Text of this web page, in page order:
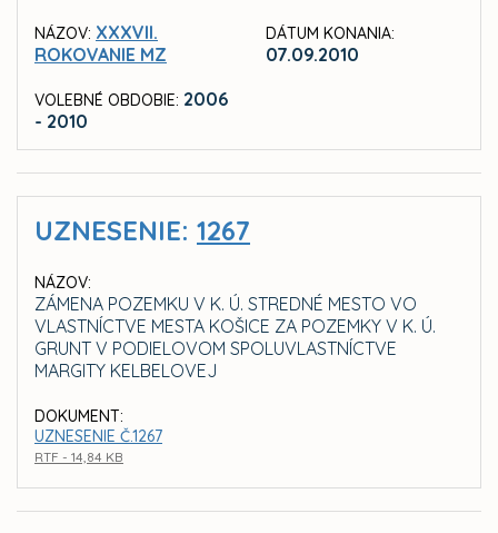
NÁZOV: XXXVII.
ROKOVANIE MZ
VOLEBNÉ OBDOBIE: 2006
- 2010
DÁTUM KONANIA:
07.09.2010
UZNESENIE: 1267
NÁZOV:
ZÁMENA POZEMKU V K. Ú. STREDNÉ MESTO VO
VLASTNÍCTVE MESTA KOŠICE ZA POZEMKY V K. Ú.
GRUNT V PODIELOVOM SPOLUVLASTNÍCTVE
MARGITY KELBELOVEJ
DOKUMENT:
UZNESENIE Č.1267
RTF - 14,84 KB